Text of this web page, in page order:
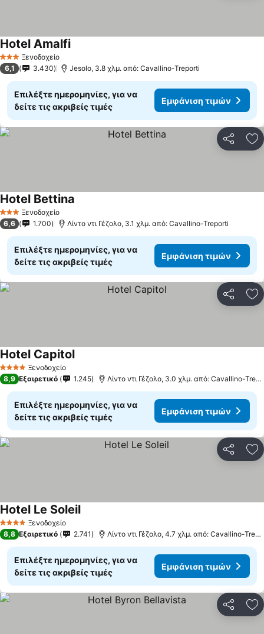
3 ΑστέριαΞενοδοχείο
Hotel AmalfiΕμφάνιση τιμών
6,1 3.430 Jesolo, 3.8 χλμ. από: Cavallino-Treporti
Επιλέξτε ημερομηνίες, για να
δείτε τις ακριβείς τιμές
Εμφάνιση τιμών
3 ΑστέριαΞενοδοχείο
Hotel Bettina
6,6 1.700 Λίντο ντι Γέζολο, 3.1 χλμ. από: Cavallino-Treporti
Επιλέξτε ημερομηνίες, για να
δείτε τις ακριβείς τιμές
Εμφάνιση τιμών
4 ΑστέριαΞενοδοχείο
Hotel CapitolΕμφάνιση τιμών
8,9 Εξαιρετικό 1.245 Λίντο ντι Γέζολο, 3.0 χλμ. από: Cavallino-
Επιλέξτε ημερομηνίες, για να
δείτε τις ακριβείς τιμές
Εμφάνιση τιμών
4 ΑστέριαΞενοδοχείο
Hotel Le SoleilΕμφάνιση τιμών
8,8 Εξαιρετικό 2.741 Λίντο ντι Γέζολο, 4.7 χλμ. από: Cavallino-
Επιλέξτε ημερομηνίες, για να
δείτε τις ακριβείς τιμές
Εμφάνιση τιμών